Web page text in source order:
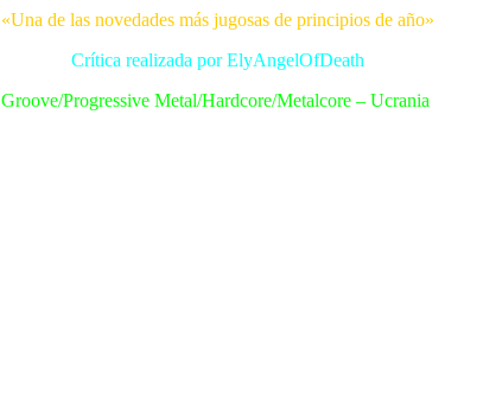
«Una de las novedades más jugosas de principios de año»
Crítica realizada por ElyAngelOfDeath
Groove/Progressive Metal/Hardcore/Metalcore – Ucrania